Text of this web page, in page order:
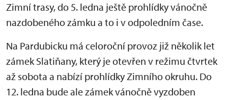
Zimní trasy, do 5. ledna ještě prohlídky vánočně
nazdobeného zámku a to i v odpoledním čase.
Na Pardubicku má celoroční provoz již několik let
zámek Slatiňany, který je otevřen v režimu čtvrtek
až sobota a nabízí prohlídky Zimního okruhu. Do
12. ledna bude ale zámek vánočně vyzdoben